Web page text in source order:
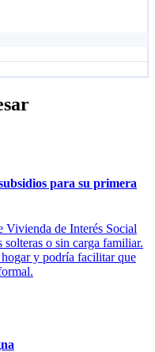
para su primera
Vivienda de Interés Social
solteras o sin carga familiar.
y podría facilitar que